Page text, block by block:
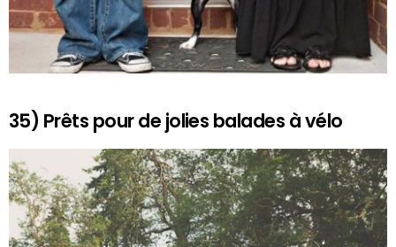
35) Prêts pour de jolies balades à vélo